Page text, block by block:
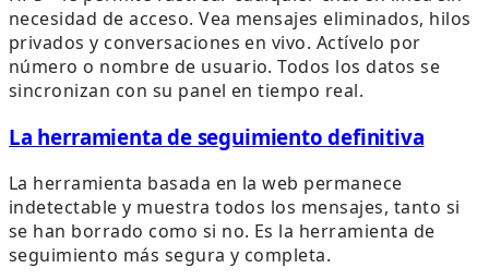
necesidad de acceso. Vea mensajes eliminados, hilos
privados y conversaciones en vivo. Actívelo por
número o nombre de usuario. Todos los datos se
sincronizan con su panel en tiempo real.
La herramienta de seguimiento definitiva
La herramienta basada en la web permanece
indetectable y muestra todos los mensajes, tanto si
se han borrado como si no. Es la herramienta de
seguimiento más segura y completa.